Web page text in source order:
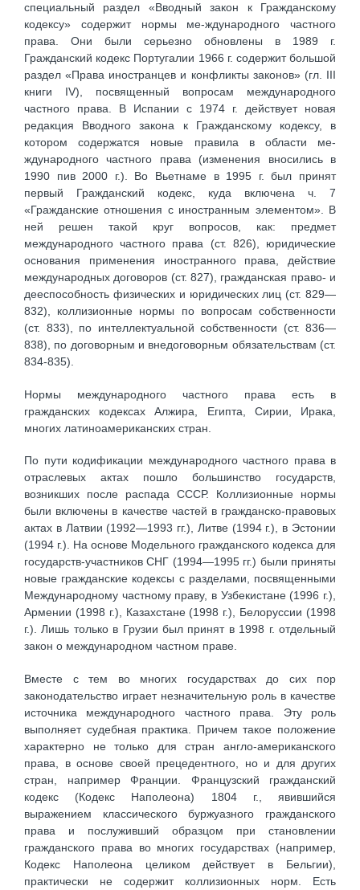
специальный раздел «Вводный закон к Гражданскому
кодексу» содержит нормы ме-ждународного частного
права. Они были серьезно обновлены в 1989 г.
Гражданский кодекс Португалии 1966 г. содержит большой
раздел «Права иностранцев и конфликты законов» (гл. III
книги IV), посвященный вопросам международного
частного права. В Испании с 1974 г. действует новая
редакция Вводного закона к Гражданскому кодексу, в
котором содержатся новые правила в области ме-
ждународного частного права (изменения вносились в
1990 пив 2000 г.). Во Вьетнаме в 1995 г. был принят
первый Гражданский кодекс, куда включена ч. 7
«Гражданские отношения с иностранным элементом». В
ней решен такой круг вопросов, как: предмет
международного частного права (ст. 826), юридические
основания применения иностранного права, действие
международных договоров (ст. 827), гражданская право- и
дееспособность физических и юридических лиц (ст. 829—
832), коллизионные нормы по вопросам собственности
(ст. 833), по интеллектуальной собственности (ст. 836—
838), по договорным и внедоговорньм обязательствам (ст.
834-835).
Нормы международного частного права есть в
гражданских кодексах Алжира, Египта, Сирии, Ирака,
многих латиноамериканских стран.
По пути кодификации международного частного права в
отраслевых актах пошло большинство государств,
возникших после распада СССР. Коллизионные нормы
были включены в качестве частей в гражданско-правовых
актах в Латвии (1992—1993 гг.), Литве (1994 г.), в Эстонии
(1994 г.). На основе Модельного гражданского кодекса для
государств-участников СНГ (1994—1995 гг.) были приняты
новые гражданские кодексы с разделами, посвященными
Международному частному праву, в Узбекистане (1996 г.),
Армении (1998 г.), Казахстане (1998 г.), Белоруссии (1998
г.). Лишь только в Грузии был принят в 1998 г. отдельный
закон о международном частном праве.
Вместе с тем во многих государствах до сих пор
законодательство играет незначительную роль в качестве
источника международного частного права. Эту роль
выполняет судебная практика. Причем такое положение
характерно не только для стран англо-американского
права, в основе своей прецедентного, но и для других
стран, например Франции. Французский гражданский
кодекс (Кодекс Наполеона) 1804 г., явившийся
выражением классического буржуазного гражданского
права и послуживший образцом при становлении
гражданского права во многих государствах (например,
Кодекс Наполеона целиком действует в Бельгии),
практически не содержит коллизионных норм. Есть